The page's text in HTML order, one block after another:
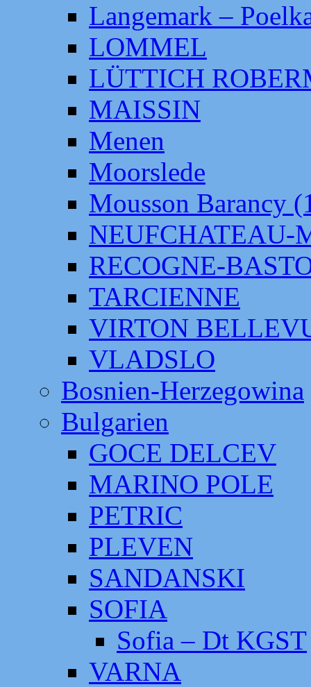
Langemark –
LOMMEL
LÜTTICH
MAISSIN
Menen
Moorslede
Mousson Barancy
NEUFCHATEAU-
RECOGNE-
TARCIENNE
VIRTON
VLADSLO
Bosnien-Herzegowina
Bulgarien
GOCE DELCEV
MARINO POLE
PETRIC
PLEVEN
SANDANSKI
SOFIA
Sofia – Dt KGST
VARNA